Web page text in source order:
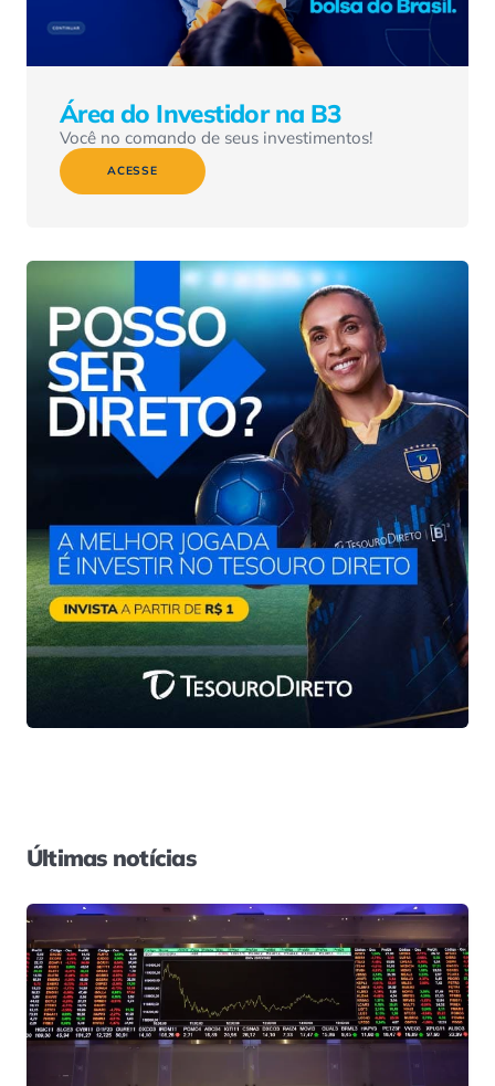
Área do Investidor na B3
Você no comando de seus investimentos!
ACESSE
Últimas notícias